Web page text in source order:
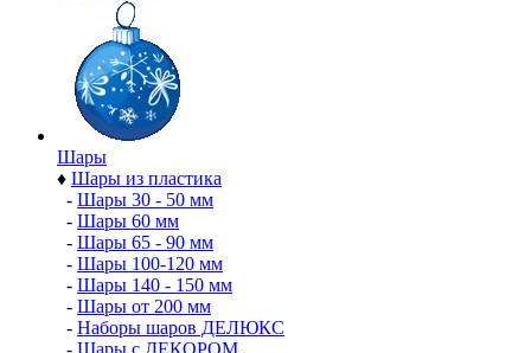
Шары
♦ Шары из пластика
- Шары 30 - 50 мм
- Шары 60 мм
- Шары 65 - 90 мм
- Шары 100-120 мм
- Шары 140 - 150 мм
- Шары от 200 мм
- Наборы шаров ДЕЛЮКС
- Шары с ДЕКОРОМ